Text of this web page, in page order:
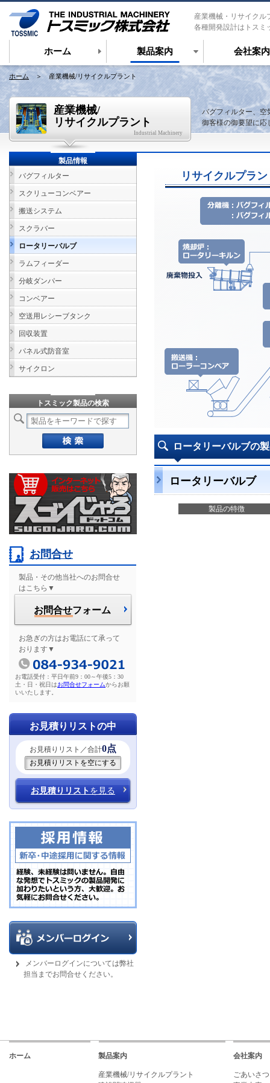
産業機械・リサイクル
各種開発設計はトスミ
ホーム 製品案内 会社案内
ホーム ＞ 産業機械/リサイクルプラント
産業機械/
リサイクルプラント
Industrial Machinery
バグフィルター、空
御客様の御要望に応
リサイクルプラ
ロータリーバルブの
ロータリーバルブ
製品の特徴
製品情報
バグフィルター
スクリューコンベアー
搬送システム
スクラバー
ロータリーバルブ
ラムフィーダー
分岐ダンパー
コンベアー
空送用レシーブタンク
回収装置
パネル式防音室
サイクロン
トスミック製品の検索
お問合せ
製品・その他当社へのお問合せ
はこちら▼
お問合せフォーム
お急ぎの方はお電話にて承って
おります▼
お電話受付：平日午前9：00～午後5：30
土・日・祝日はお問合せフォームからお願
いいたします。
お見積りリストの中
お見積りリスト／合計0点
お見積りリスト を見る
メンバーログインについては弊社
担当までお問合せください。
ホーム 製品案内
産業機械/リサイクルプラント
会社案内
ごあいさつ